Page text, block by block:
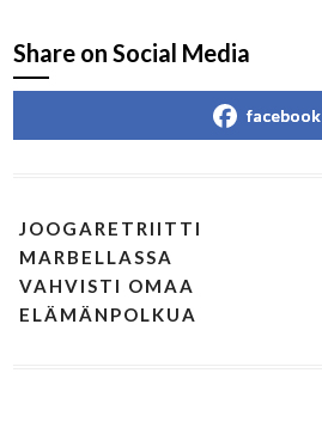
Share on Social Media
facebook
JOOGARETRIITTI
MARBELLASSA
VAHVISTI OMAA
ELÄMÄNPOLKUA